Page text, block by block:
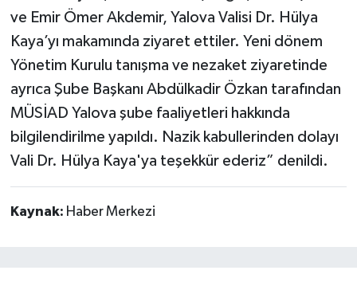
ve Emir Ömer Akdemir, Yalova Valisi Dr. Hülya
Kaya’yı makamında ziyaret ettiler. Yeni dönem
Yönetim Kurulu tanışma ve nezaket ziyaretinde
ayrıca Şube Başkanı Abdülkadir Özkan tarafından
MÜSİAD Yalova şube faaliyetleri hakkında
bilgilendirilme yapıldı. Nazik kabullerinden dolayı
Vali Dr. Hülya Kaya'ya teşekkür ederiz” denildi.
Kaynak: Haber Merkezi